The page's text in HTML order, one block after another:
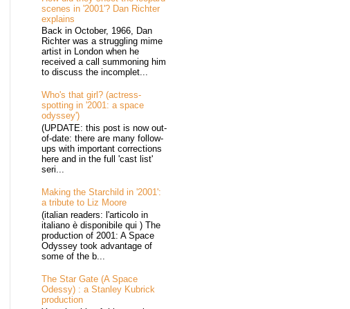
scenes in '2001'? Dan Richter
explains
Back in October, 1966, Dan
Richter was a struggling mime
artist in London when he
received a call summoning him
to discuss the incomplet...
Who's that girl? (actress-
spotting in '2001: a space
odyssey')
(UPDATE: this post is now out-
of-date: there are many follow-
ups with important corrections
here and in the full 'cast list'
seri...
Making the Starchild in '2001':
a tribute to Liz Moore
(italian readers: l'articolo in
italiano è disponibile qui ) The
production of 2001: A Space
Odyssey took advantage of
some of the b...
The Star Gate (A Space
Odessy) : a Stanley Kubrick
production